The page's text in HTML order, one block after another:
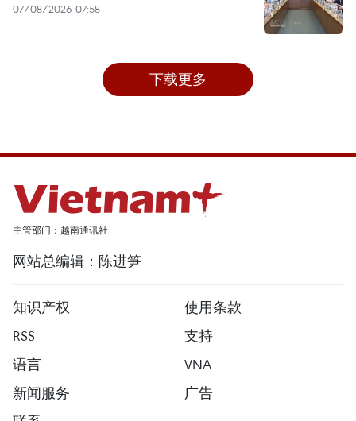
07/08/2026 07:58
下载更多
主管部门：越南通讯社
网站总编辑：陈进笋
知识产权
使用条款
RSS
支持
语言
VNA
新闻服务
广告